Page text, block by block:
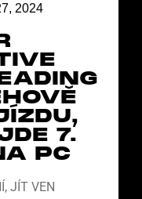
2024
7.
PC
, JÍT VEN